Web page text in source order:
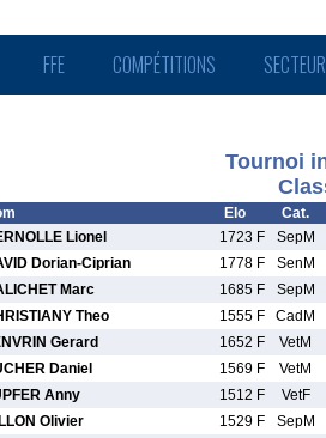
FFE COMPÉTITIONS
Tournoi
Elo
Cat.
Lionel 1723 F
SepM
Dorian-Ciprian 1778 F
SenM
Marc 1685 F
SepM
Theo 1555 F
CadM
Gerard 1652 F
VetM
Daniel 1569 F
VetM
Anny 1512 F
VetF
Olivier 1529 F
SepM